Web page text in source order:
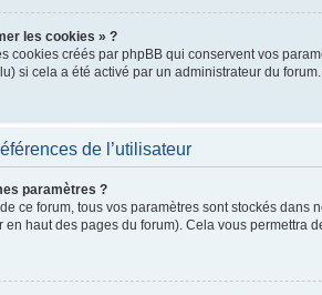
les cookies » ?
cookies créés par phpBB qui conservent vos
si cela a été activé par un administrateur du
de l’utilisateur
paramètres ?
ce forum, tous vos paramètres sont stockés dans
en haut des pages du forum). Cela vous permettra